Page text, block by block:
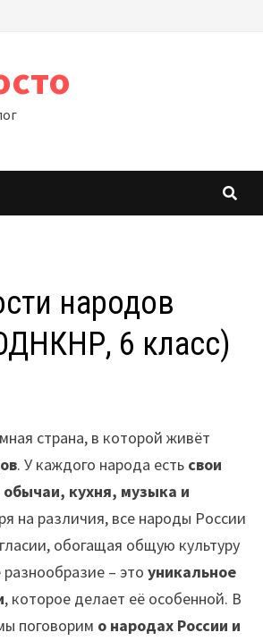
народов
6 класс)
страна, в которой живёт
. У каждого народа есть свои
кухня, музыка и
на различия, все народы России
обогащая общую культуру
– это уникальное
, которое делает её особенной. В
поговорим о народах России и